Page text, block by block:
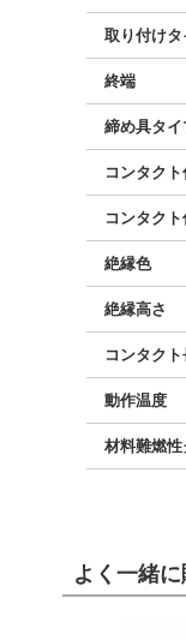
取り付けタ
終端
締め具タイ
コンタク
コンタク
絶縁色
絶縁高さ
コンタク
動作温度
材料難燃性
よく一緒